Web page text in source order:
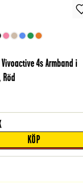
4s Armband i
KÖP